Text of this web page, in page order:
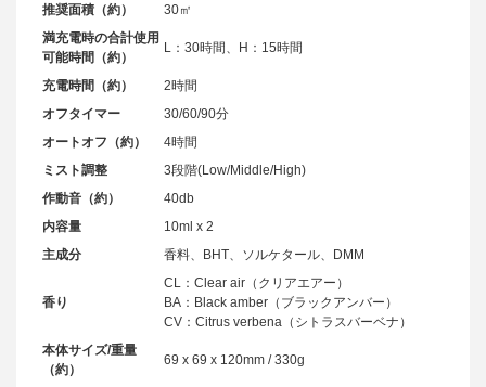
推奨面積（約）
30㎡
満充電時の合計使用
可能時間（約）
L：30時間、H：15時間
充電時間（約）
2時間
オフタイマー
30/60/90分
オートオフ（約）
4時間
ミスト調整
3段階(Low/Middle/High)
作動音（約）
40db
内容量
10ml x 2
主成分
香料、BHT、ソルケタール、DMM
香り
CL：Clear air（クリアエアー）
BA：Black amber（ブラックアンバー）
CV：Citrus verbena（シトラスバーベナ）
本体サイズ/重量
（約）
69 x 69 x 120mm / 330g